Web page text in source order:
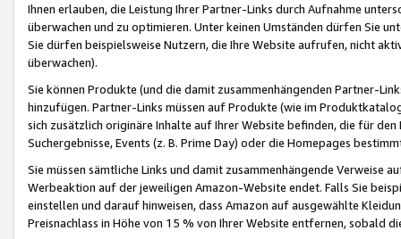
Ihnen erlauben, die Leistung Ihrer Partner-Links durch Aufnahme
überwachen und zu optimieren. Unter keinen Umständen dürfen Sie
Sie dürfen beispielsweise Nutzern, die Ihre Website aufrufen, nicht
überwachen).
Sie können Produkte (und die damit zusammenhängenden Partner-
hinzufügen. Partner-Links müssen auf Produkte (wie im
sich zusätzlich originäre Inhalte auf Ihrer Website befinden, die für
Suchergebnisse, Events (z. B. Prime Day) oder die Homepages
Sie müssen sämtliche Links und damit zusammenhängende
Werbeaktion auf der jeweiligen Amazon-Website endet. Falls Sie
einstellen und darauf hinweisen, dass Amazon auf ausgewählte
Preisnachlass in Höhe von 15 % von Ihrer Website entfernen, sobald